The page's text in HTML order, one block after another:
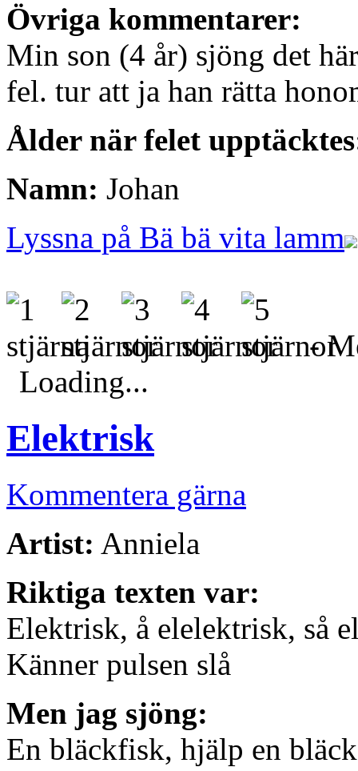
Övriga kommentarer:
Min son (4 år) sjöng det
fel. tur att ja han rätta
Ålder när felet
Namn: Johan
Lyssna på Bä bä vita lamm
-
Loading...
Elektrisk
Kommentera gärna
Artist: Anniela
Riktiga texten var:
Elektrisk, å elelektrisk, så
Känner pulsen slå
Men jag sjöng:
En bläckfisk, hjälp en